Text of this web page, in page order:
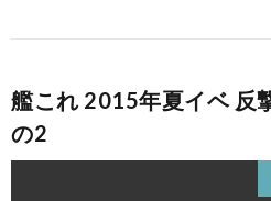
艦これ 2015年夏イベ 反
の2